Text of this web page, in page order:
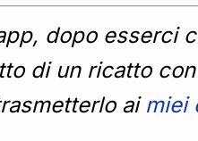
dopo esserci
di un ricatto
ai miei